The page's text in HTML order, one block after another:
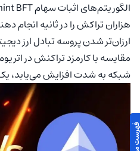
هزاران تراکش را در ثانیه انجام
ارزان‌تر شدن پروسه تبادل ارز
مقایسه با کارمزد تراکنش در
شبکه به شدت افزایش می‌یابد،